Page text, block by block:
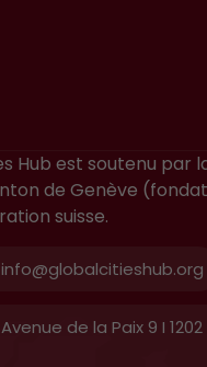
Hub est soutenu par
de Genève
suisse.
info@globalcitieshub.org
Avenue de la Paix 9 I